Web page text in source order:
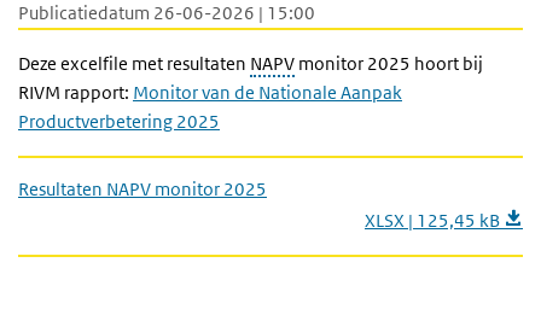
Publicatiedatum 26-06-2026 | 15:00
Deze excelfile met resultaten NAPV monitor 2025 hoort bij
RIVM rapport: Monitor van de Nationale Aanpak
Productverbetering 2025
Resultaten NAPV monitor 2025
XLSX | 125,45 kB